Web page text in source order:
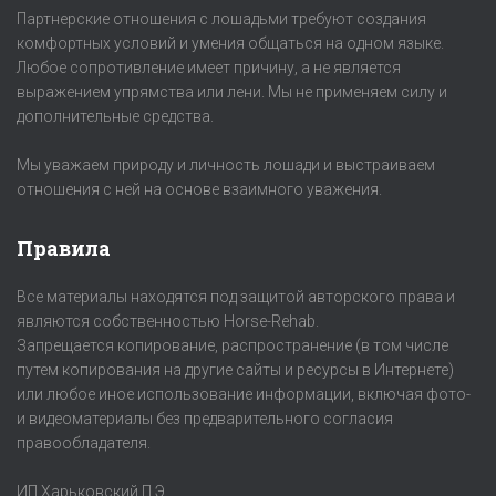
Партнерские отношения с лошадьми требуют создания
комфортных условий и умения общаться на одном языке.
Любое сопротивление имеет причину, а не является
выражением упрямства или лени. Мы не применяем силу и
дополнительные средства.
Мы уважаем природу и личность лошади и выстраиваем
отношения с ней на основе взаимного уважения.
Правила
Все материалы находятся под защитой авторского права и
являются собственностью Horse-Rehab.
Запрещается копирование, распространение (в том числе
путем копирования на другие сайты и ресурсы в Интернете)
или любое иное использование информации, включая фото-
и видеоматериалы без предварительного согласия
правообладателя.
ИП Харьковский П.Э.